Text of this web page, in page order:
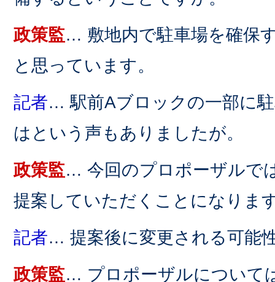
政策監… 敷地内で駐車場を確保
と思っています。
記者… 駅前Aブロックの一部に
はという声もありましたが。
政策監… 今回のプロポーザルで
提案していただくことになりま
記者… 提案後に変更される可能
政策監… プロポーザルについて